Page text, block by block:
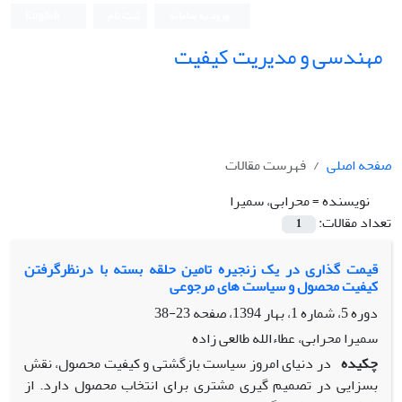
مهندسی و مدیریت کیفیت
صفحه اصلی
فهرست مقالات
نویسنده =محرابی، سمیرا
تعداد مقالات:
1
قیمت گذاری در یک زنجیره تامین حلقه بسته با درنظرگرفتن
کیفیت محصول و سیاست های مرجوعی
دوره 5، شماره 1، بهار 1394، صفحه
23-38
سمیرا محرابی، عطاءالله طالعی زاده
چکیده در دنیای امروز سیاست بازگشتی و کیفیت محصول، نقش
بسزایی در تصمیم گیری مشتری برای انتخاب محصول دارد. از